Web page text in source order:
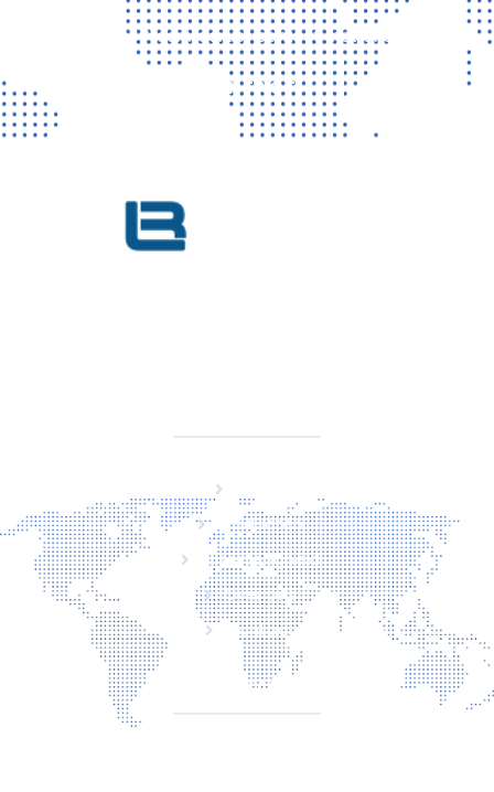
Vragen? Neem gerust contact met ons op!
CONTACT
Producten
Laserveiligheid
Over ons
Contact
CONTACT